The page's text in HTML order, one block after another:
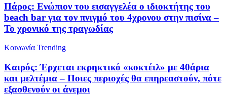
Πάρος: Ενώπιον του εισαγγελέα ο ιδιοκτήτης του
beach bar για τον πνιγμό του 4χρονου στην πισίνα –
Το χρονικό της τραγωδίας
Κοινωνία Trending
Καιρός: Έρχεται εκρηκτικό «κοκτέιλ» με 40άρια
και μελτέμια – Ποιες περιοχές θα επηρεαστούν, πότε
εξασθενούν οι άνεμοι